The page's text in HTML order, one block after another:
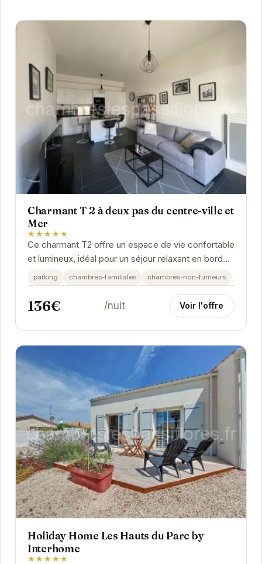
Charmant T 2 à deux pas du centre-ville et
Mer
★★★★★
Ce charmant T2 offre un espace de vie confortable
et lumineux, idéal pour un séjour relaxant en bord
de mer. À proximité des commerces,...
parking chambres-familiales chambres-non-fumeurs
136€ /nuit Voir l'offre
Holiday Home Les Hauts du Parc by
Interhome
★★★★★